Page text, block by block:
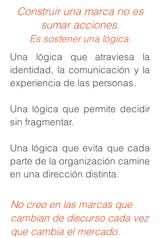
Construir una marca no es
sumar acciones.
Es sostener una lógica.
Una lógica que atraviesa la
identidad, la comunicación y la
experiencia de las personas.
Una lógica que permite decidir
sin fragmentar.
Una lógica que evita que cada
parte de la organización camine
en una dirección distinta.
No creo en las marcas que
cambian de discurso cada vez
que cambia el mercado.